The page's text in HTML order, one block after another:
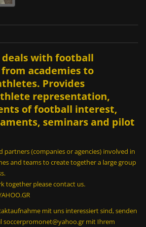
deals with football
academies to
Provides
representation,
of football interest,
seminars and pilot
partners (companies or agencies) involved in
and teams to create together a large group
together please contact us.
mit uns interessiert sind, senden
soccerpromonet@yahoo.gr mit Ihrem